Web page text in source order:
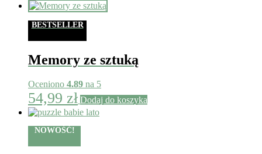
BESTSELLER
Memory ze sztuką
Oceniono 4.89 na 5
54,99 zł Dodaj do koszyka
NOWOŚĆ!